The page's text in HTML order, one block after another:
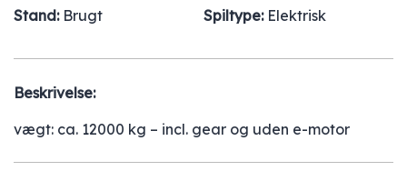
Stand: Brugt Spiltype: Elektrisk
Beskrivelse:
vægt: ca. 12000 kg – incl. gear og uden e-motor